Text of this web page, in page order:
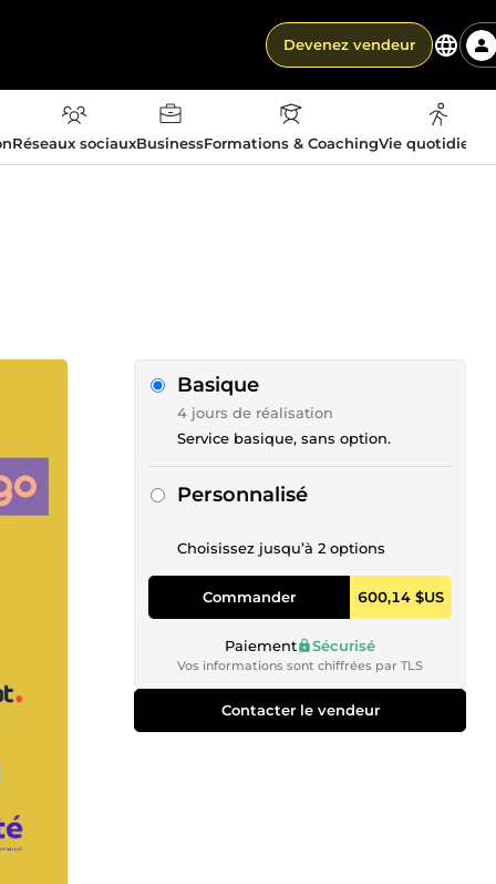
Devenez vendeur
Réseaux sociauxBusinessFormations & CoachingVie
Basique
4 jours de réalisation
Service basique, sans option.
Personnalisé
Choisissez jusqu’à 2 options
Commander 600,14 $US
Paiement Sécurisé
Vos informations sont chiffrées par TLS
Contacter le vendeur